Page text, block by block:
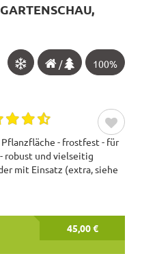
100%
/
- frostfest - für
robust und vielseitig
mit Einsatz (extra, siehe
45,00 €